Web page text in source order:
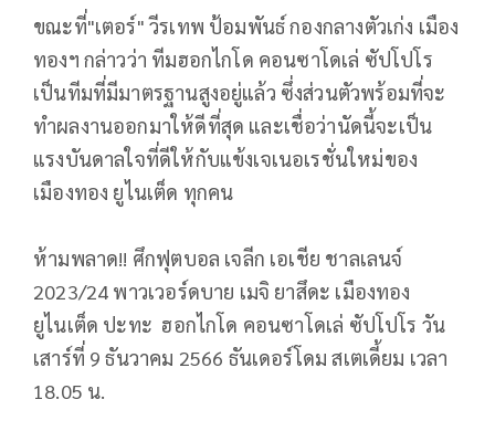
ขณะที่"เตอร์" วีรเทพ ป้อมพันธ์ กองกลางตัวเก่ง เมือง
ทองฯ กล่าวว่า ทีมฮอกไกโด คอนซาโดเล่ ซัปโปโร
เป็นทีมที่มีมาตรฐานสูงอยู่แล้ว ซึ่งส่วนตัวพร้อมที่จะ
ทำผลงานออกมาให้ดีที่สุด และเชื่อว่านัดนี้จะเป็น
แรงบันดาลใจที่ดีให้กับแข้งเจเนอเรชั่นใหม่ของ
เมืองทอง ยูไนเต็ด ทุกคน
ห้ามพลาด!! ศึกฟุตบอล เจลีก เอเชีย ชาลเลนจ์
2023/24 พาวเวอร์ดบาย เมจิ ยาสึดะ เมืองทอง
ยูไนเต็ด ปะทะ ฮอกไกโด คอนซาโดเล่ ซัปโปโร วัน
เสาร์ที่ 9 ธันวาคม 2566 ธันเดอร์โดม สเตเดี้ยม เวลา
18.05 น.